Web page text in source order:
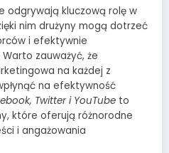
odgrywają kluczową rolę w
nim drużyny mogą dotrzeć
i efektywnie
zauważyć, że
na każdej z
na efektywność
Twitter i YouTube to
które oferują różnorodne
i angażowania